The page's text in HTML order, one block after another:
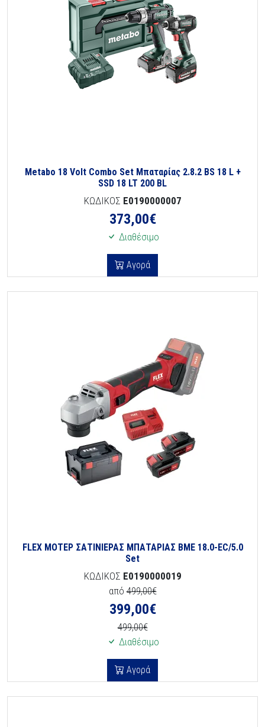
Metabo 18 Volt Combo Set Μπαταρίας 2.8.2 BS 18 L +
SSD 18 LT 200 BL
ΚΩΔΙΚΟΣ E0190000007
373,00€
Διαθέσιμο
Αγορά
FLEX ΜΟΤΕΡ ΣΑΤΙΝΙΕΡΑΣ ΜΠΑΤΑΡΙΑΣ BME 18.0-EC/5.0
Set
ΚΩΔΙΚΟΣ E0190000019
από499,00€
399,00€
499,00€
Διαθέσιμο
Αγορά